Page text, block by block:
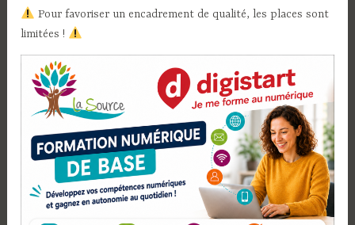
​ Pour favoriser un encadrement de qualité, les places sont
limitées !